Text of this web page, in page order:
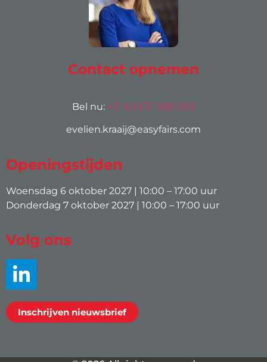
Contact opnemen
Bel nu: +31 (0) 631 988 069
evelien.kraaij@easyfairs.com
Openingstijden
Woensdag 6 oktober 2027 | 10:00 – 17:00 uur
Donderdag 7 oktober 2027 | 10:00 – 17:00 uur
Volg ons
Inschrijven nieuwsbrief